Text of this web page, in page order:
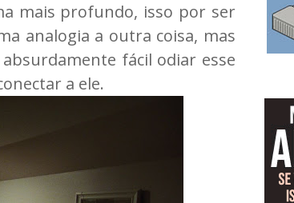
mais profundo, isso por ser
analogia a outra coisa, mas
fácil odiar esse
a ele.